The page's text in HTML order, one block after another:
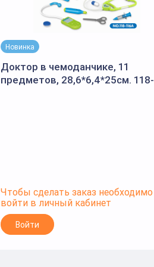
Новинка
Доктор в чемоданчике, 11
предметов, 28,6*6,4*25см. 118-
Чтобы сделать заказ необходимо
войти в личный кабинет
Войти